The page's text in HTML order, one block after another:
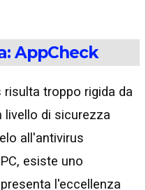
AppCheck
troppo rigida da
livello di sicurezza
all'antivirus
esiste uno
l'eccellenza